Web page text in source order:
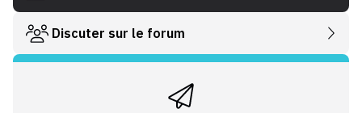
Discuter sur le forum